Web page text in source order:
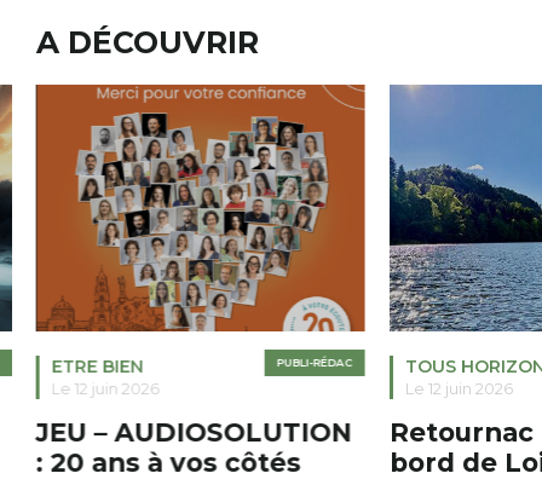
A DÉCOUVRIR
PUBLI-RÉDAC
ETRE BIEN
Le 12 juin 2026
JEU – AUDIOSOLUTION
: 20 ans à vos côtés
TOUS
Le 12 juin 2026
Retournac
bord de